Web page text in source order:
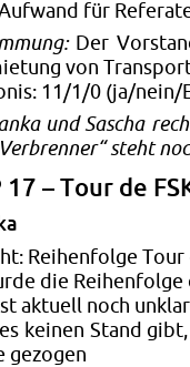
für
Der
von
11/1/0 (ja/nein/
und Sa­scha
steht
17 – Tour de
Rei­hen­fol­ge Tour
die
ak­tu­ell noch
es kei­nen Stand
ge­zo­gen